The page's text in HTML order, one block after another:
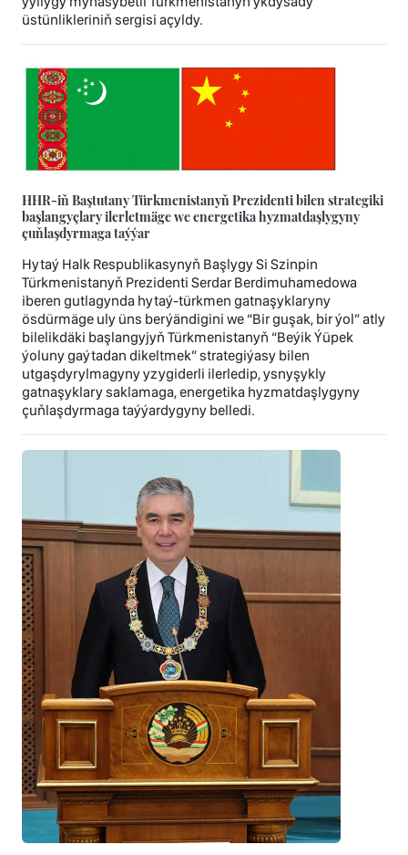
üstünlikleriniň sergisi açyldy.
HHR-iň Baştutany Türkmenistanyň Prezidenti bilen strategiki
başlangyçlary ilerletmäge we energetika hyzmatdaşlygyny
çuňlaşdyrmaga taýýar
Hytaý Halk Respublikasynyň Başlygy Si Szinpin
Türkmenistanyň Prezidenti Serdar Berdimuhamedowa
iberen gutlagynda hytaý-türkmen gatnaşyklaryny
ösdürmäge uly üns berýändigini we “Bir guşak, bir ýol” atly
bilelikdäki başlangyjyň Türkmenistanyň “Beýik Ýüpek
ýoluny gaýtadan dikeltmek” strategiýasy bilen
utgaşdyrylmagyny yzygiderli ilerledip, ysnyşykly
gatnaşyklary saklamaga, energetika hyzmatdaşlygyny
çuňlaşdyrmaga taýýardygyny belledi.